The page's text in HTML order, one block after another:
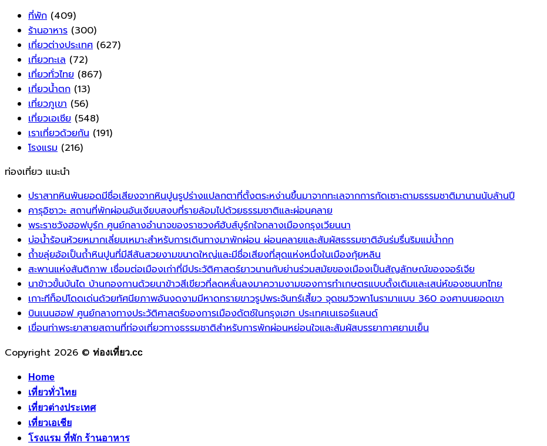
ที่พัก (409)
ร้านอาหาร (300)
เที่ยวต่างประเทศ (627)
เที่ยวทะเล (72)
เที่ยวทั่วไทย (867)
เที่ยวน้ำตก (13)
เที่ยวภูเขา (56)
เที่ยวเอเซีย (548)
เราเที่ยวด้วยกัน (191)
โรงแรม (216)
ท่องเที่ยว แนะนำ
ปราสาทหินพันยอดมีชื่อเสียงจากหินปูนรูปร่างแปลกตาที่ตั้งตระหง่านขึ้นมาจากทะเลจากการกัดเซาะตามธรรมชาติมานานนับล้านปี
คารุอิซาวะ สถานที่พักผ่อนอันเงียบสงบที่รายล้อมไปด้วยธรรมชาติและผ่อนคลาย
พระราชวังฮอฟบูร์ก ศูนย์กลางอำนาจของราชวงศ์ฮับส์บูร์กใจกลางเมืองกรุงเวียนนา
บ่อน้ำร้อนห้วยหมากเลี่ยมเหมาะสำหรับการเดินทางมาพักผ่อน ผ่อนคลายและสัมผัสธรรมชาติอันร่มรื่นริมแม่น้ำกก
ถ้ำขลุ่ยอ้อเป็นถ้ำหินปูนที่มีสีสันสวยงามขนาดใหญ่และมีชื่อเสียงที่สุดแห่งหนึ่งในเมืองกุ้ยหลิน
สะพานแห่งสันติภาพ เชื่อมต่อเมืองเก่าที่มีประวัติศาสตร์ยาวนานกับย่านร่วมสมัยของเมืองเป็นสัญลักษณ์ของจอร์เจีย
นาข้าวขั้นบันได บ้านกองกานด้วยนาข้าวสีเขียวที่ลดหลั่นลงมาความงามของการทำเกษตรแบบดั้งเดิมและเสน่ห์ของชนบทไทย
เกาะทีท็อปโดดเด่นด้วยทัศนียภาพอันงดงามมีหาดทรายขาวรูปพระจันทร์เสี้ยว จุดชมวิวพาโนรามาแบบ 360 องศาบนยอดเขา
บินเนนฮอฟ ศูนย์กลางทางประวัติศาสตร์ของการเมืองดัตช์ในกรุงเฮก ประเทศเนเธอร์แลนด์
เขื่อนท่าพระยาสายสถานที่ท่องเที่ยวทางธรรมชาติสำหรับการพักผ่อนหย่อนใจและสัมผัสบรรยากาศยามเย็น
Copyright 2026 © ท่องเที่ยว.cc
Home
เที่ยวทั่วไทย
เที่ยวต่างประเทศ
เที่ยวเอเชีย
โรงแรม ที่พัก ร้านอาหาร